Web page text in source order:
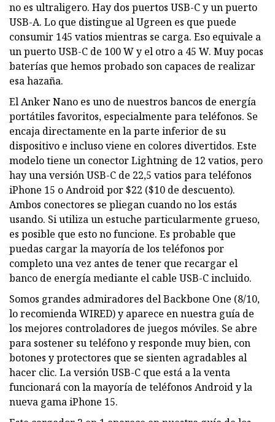
no es ultraligero. Hay dos puertos USB-C y un puerto
USB-A. Lo que distingue al Ugreen es que puede
consumir 145 vatios mientras se carga. Eso equivale a
un puerto USB-C de 100 W y el otro a 45 W. Muy pocas
baterías que hemos probado son capaces de realizar
esa hazaña.
El Anker Nano es uno de nuestros bancos de energía
portátiles favoritos, especialmente para teléfonos. Se
encaja directamente en la parte inferior de su
dispositivo e incluso viene en colores divertidos. Este
modelo tiene un conector Lightning de 12 vatios, pero
hay una versión USB-C de 22,5 vatios para teléfonos
iPhone 15 o Android por $22 ($10 de descuento).
Ambos conectores se pliegan cuando no los estás
usando. Si utiliza un estuche particularmente grueso,
es posible que esto no funcione. Es probable que
puedas cargar la mayoría de los teléfonos por
completo una vez antes de tener que recargar el
banco de energía mediante el cable USB-C incluido.
Somos grandes admiradores del Backbone One (8/10,
lo recomienda WIRED) y aparece en nuestra guía de
los mejores controladores de juegos móviles. Se abre
para sostener su teléfono y responde muy bien, con
botones y protectores que se sienten agradables al
hacer clic. La versión USB-C que está a la venta
funcionará con la mayoría de teléfonos Android y la
nueva gama iPhone 15.